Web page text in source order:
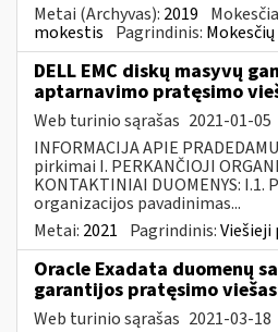
Metai (Archyvas): 2019
mokestis Pagrindinis:
DELL EMC diskų masyvų
aptarnavimo pratęsimo
Web turinio sąrašas 2021-01-05
INFORMACIJA APIE
pirkimai I. PERKANČIOJI
KONTAKTINIAI DUOMENYS: I.1.
organizacijos pavadinimas...
Metai: 2021 Pagrindinis:
Oracle Exadata duomenų
garantijos pratęsimo
Web turinio sąrašas 2021-03-18